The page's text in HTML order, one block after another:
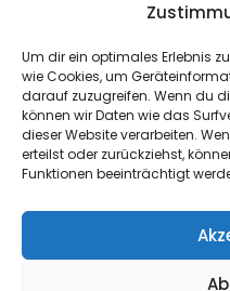
Um dir ein optimales Erlebnis
wie Cookies, um
darauf zuzugreifen. Wenn du
können wir Daten wie das
dieser Website verarbeiten.
erteilst oder zurückziehst,
Funktionen beeinträchtigt